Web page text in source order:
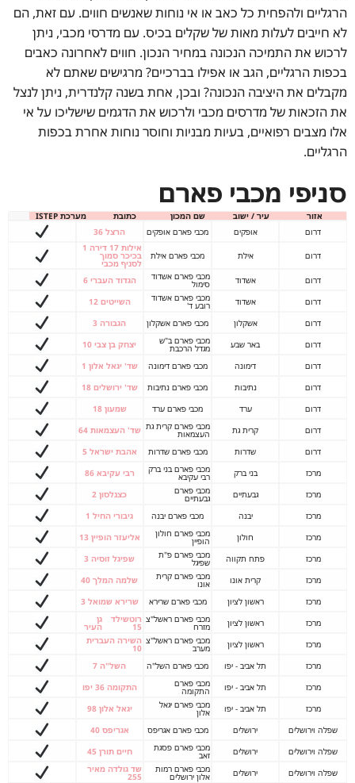
הרגליים ולהפחית כל כאב או אי נוחות שאנשים חווים. עם זאת, הם
לא חייבים לעלות מאות של שקלים בכיס. עם מדרסי מכבי, ניתן
לרכוש את התמיכה הנכונה במחיר הנכון. חווים לאחרונה כאבים
בכפות הרגליים, הגב או אפילו בברכיים? מרגישים שאתם לא
מקבלים את היציבה הנכונה? ובכן, אחת בשנה קלנדרית, ניתן לנצל
את הזכאות של מדרסים מכבי ולרכוש את הדגמים שישליכו על אי
אלו מצבים רפואיים, בעיות מבניות וחוסר נוחות אחרת בכפות
הרגליים.
סניפי מכבי פארם
אזור עיר / ישוב שם המכון כתובת
מערכת ISTEP
דרום
אופקים מכבי פארם אופקים הרצל 36
דרום אילת מכבי פארם אילת
אילות 17 דירה 1
בכיכר סמוך
לסניף מכבי
דרום
אשדוד מכבי פארם אשדוד
סימול
הגדוד העברי 6
דרום
אשדוד מכבי פארם אשדוד
רובע ד'
השייטים 12
דרום
אשקלון מכבי פארם אשקלון
הגבורה 3
דרום
באר שבע מכבי פארם ב"ש
מגדל הרכבת
יצחק בן צבי 10
דרום
דימונה מכבי פארם דימונה
שד' יגאל אלון 1
דרום
נתיבות מכבי פארם נתיבות
שד' ירושלים 18
דרום
ערד מכבי פארם ערד
שמעון 18
דרום
קרית גת מכבי פארם קרית גת
העצמאות
שד' העצמאות 64
דרום
שדרות מכבי פארם שדרות
אהבת ישראל 5
מרכז
בני ברק מכבי פארם בני ברק
רבי עקיבא
רבי עקיבא 86
מרכז
גבעתיים מכבי פארם
גבעתיים
כצנלסון 2
מרכז
יבנה מכבי פארם יבנה
גיבורי החיל 1
מרכז
חולון מכבי פארם חולון
הופיין
אליעזר הופיין 13
מרכז
פתח תקווה מכבי פארם פ"ת
שפיגל
שפיגל זוסיה 3
מרכז
קרית אונו מכבי פארם קרית
אונו
שלמה המלך 40
מרכז
ראשון לציון מכבי פארם שרירא
שרירא שמואל 3
מרכז
ראשון לציון מכבי פארם ראשל"צ
מזרח
רוטשילד
15
גן
העיר
מרכז
ראשון לציון מכבי פארם ראשל"צ
מערב
השירה העברית
10
מרכז
תל אביב - יפו מכבי פארם השל"ה
השל"ה 7
מרכז
תל אביב - יפו מכבי פארם
התקומה
התקומה 36 יפו
מרכז
תל אביב - יפו מכבי פארם יגאל
אלון
יגאל אלון 98
שפלה וירושלים
ירושלים מכבי פארם אגריפס
אגריפס 40
שפלה וירושלים
ירושלים מכבי פארם פסגת
זאב
חיים תורן 45
שפלה וירושלים
ירושלים מכבי פארם רמות
אלון ירושלים
שד גולדה מאיר
255